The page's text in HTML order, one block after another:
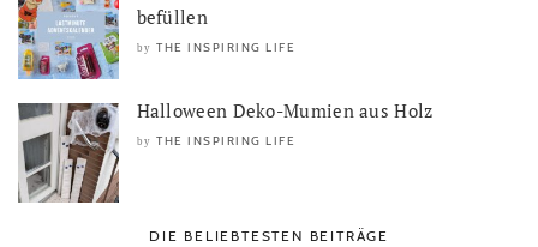
befüllen
by THE INSPIRING LIFE
Halloween Deko-Mumien aus Holz
by THE INSPIRING LIFE
DIE BELIEBTESTEN BEITRÄGE